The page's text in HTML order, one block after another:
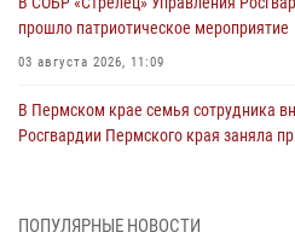
прошло патриотическое мероприятие
03 августа 2026, 11:09
В Пермском крае семья сотрудника
Росгвардии Пермского края заняла
ПОПУЛЯРНЫЕ НОВОСТИ